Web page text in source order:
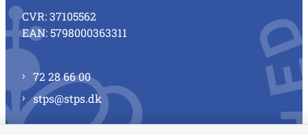
CVR: 37105562
EAN: 5798000363311
72 28 66 00
stps@stps.dk